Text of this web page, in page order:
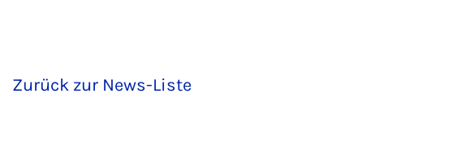
Zurück zur News-Liste